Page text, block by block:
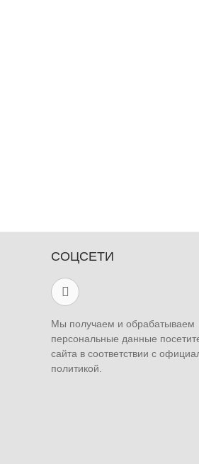
СОЦСЕТИ
Мы получаем и обрабатываем
персональные данные
сайта в соответствии с
политикой.